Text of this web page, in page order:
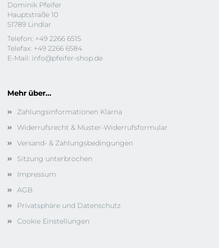
Dominik Pfeifer
Hauptstraße 10
51789 Lindlar
Telefon: +49 2266 6515
Telefax: +49 2266 6584
E-Mail: info@pfeifer-shop.de
Mehr über...
Zahlungsinformationen Klarna
Widerrufsrecht & Muster-Widerrufsformular
Versand- & Zahlungsbedingungen
Sitzung unterbrochen
Impressum
AGB
Privatsphäre und Datenschutz
Cookie Einstellungen